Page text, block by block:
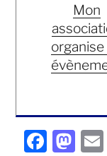
Mon
organise
F
M